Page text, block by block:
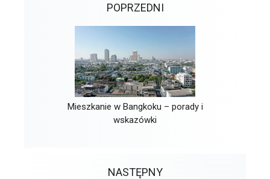
POPRZEDNI
Mieszkanie w Bangkoku – porady i
wskazówki
NASTĘPNY